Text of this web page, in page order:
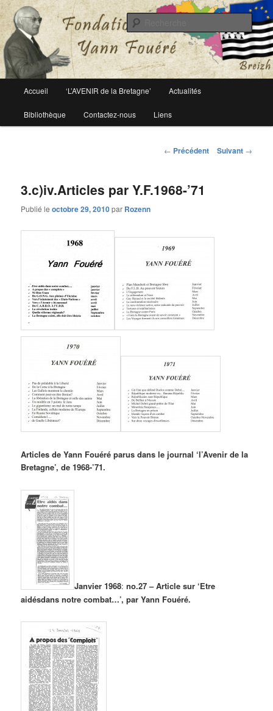
Fondation Yann Fouéré
Le site officiel de la fondation Yann Fouéré
principal
Aller
au
Accueil ‘L’AVENIR de la Bretagne’ Actualités
Bibliothèque Contactez-nous Liens
Navigation
← Précédent Suivant →
3.c)iv.Articles par Y.F.1968-’71
Publié leoctobre 29, 2010par Rozenn
Articles de Yann Fouéré parus dans le journal ‘l’Avenir de la
Bretagne’, de 1968-’71.
Janvier 1968: no.27 – Article sur ‘Etre
aidésdans notre combat…’, par Yann Fouéré.